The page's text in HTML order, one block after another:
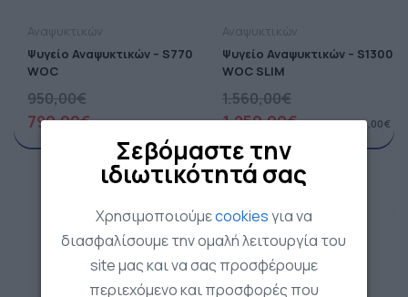
Σεβόμαστε την
ιδιωτικότητά σας
Χρησιμοποιούμεcookiesγια να
διασφαλίσουμε την ομαλή λειτουργία του
site μας και να σας προσφέρουμε
περιεχόμενο και προσφορές που
Αναψυκτικών
Ψυγείο Αναψυκτικών – S770
WOC
950,00€
790,00€ + ΦΠΑ =979,60€
Αναψυκτικών
Ψυγείο Αναψυκτικών – S1300
WOC SLIM
1.560,00€
1.250,00€ + ΦΠΑ =1.550,00€